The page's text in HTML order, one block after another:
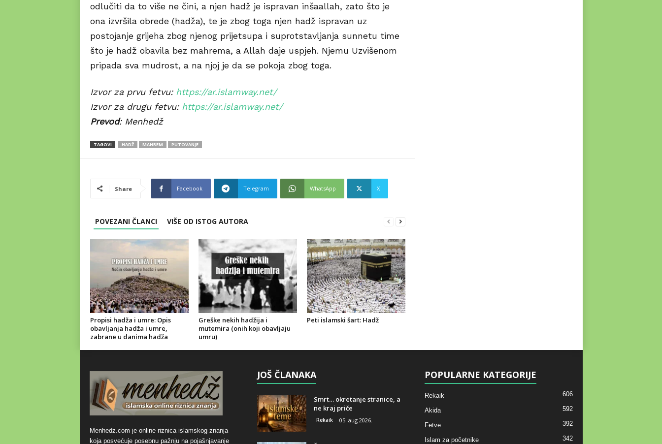
odlučiti da to više ne čini, a njen hadž je ispravan inšaallah, zato što je
ona izvršila obrede (hadža), te je zbog toga njen hadž ispravan uz
postojanje grijeha zbog njenog prijetsupa i suprotstavljanja sunnetu time
što je hadž obavila bez mahrema, a Allah daje uspjeh. Njemu Uzvišenom
pripada sva mudrost, a na njoj je da se pokoja zbog toga.
Izvor za prvu fetvu: https://ar.islamway.net/
Izvor za drugu fetvu: https://ar.islamway.net/
Prevod: Menhedž
TAGOVI HADŽ MAHREM PUTOVANJE
Share Facebook Telegram WhatsApp X
POVEZANI ČLANCI VIŠE OD ISTOG AUTORA
Propisi hadža i umre: Opis
obavljanja hadža i umre,
zabrane u danima hadža
Greške nekih hadžija i
mutemira (onih koji obavljaju
umru)
Peti islamski šart: Hadž
Menhedz.com je online riznica islamskog znanja
koja posvećuje posebnu pažnju na pojašnjavanje
JOŠ ČLANAKA
Smrt… okretanje stranice, a
ne kraj priče
Rekaik 05. aug 2026.
POPULARNE KATEGORIJE
Rekaik 606
Akida 592
Fetve 392
Islam za početnike 342